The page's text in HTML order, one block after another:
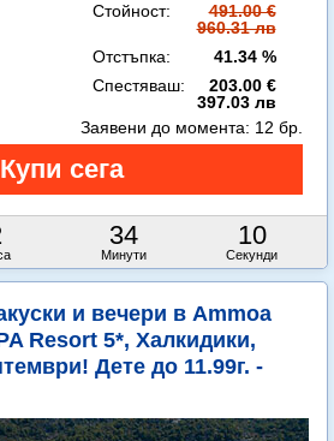
Стойност:
491.00 €
960.31 лв
Отстъпка:
41.34 %
Спестяваш:
203.00 €
397.03 лв
34
Минути
8
Секунди
Заявени до момента: 12 бр.
и вечери в Ammoa
Resort 5*, Халкидики,
Дете до 11.99г. -